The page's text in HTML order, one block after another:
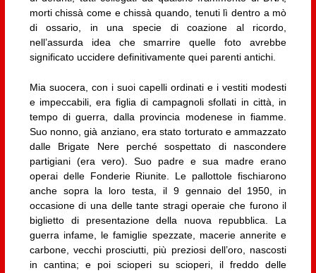
morti chissà come e chissà quando, tenuti lì dentro a mò
di ossario, in una specie di coazione al ricordo,
nell’assurda idea che smarrire quelle foto avrebbe
significato uccidere definitivamente quei parenti antichi.
Mia suocera, con i suoi capelli ordinati e i vestiti modesti
e impeccabili, era figlia di campagnoli sfollati in città, in
tempo di guerra, dalla provincia modenese in fiamme.
Suo nonno, già anziano, era stato torturato e ammazzato
dalle Brigate Nere perché sospettato di nascondere
partigiani (era vero). Suo padre e sua madre erano
operai delle Fonderie Riunite. Le pallottole fischiarono
anche sopra la loro testa, il 9 gennaio del 1950, in
occasione di una delle tante stragi operaie che furono il
biglietto di presentazione della nuova repubblica. La
guerra infame, le famiglie spezzate, macerie annerite e
carbone, vecchi prosciutti, più preziosi dell’oro, nascosti
in cantina; e poi scioperi su scioperi, il freddo delle